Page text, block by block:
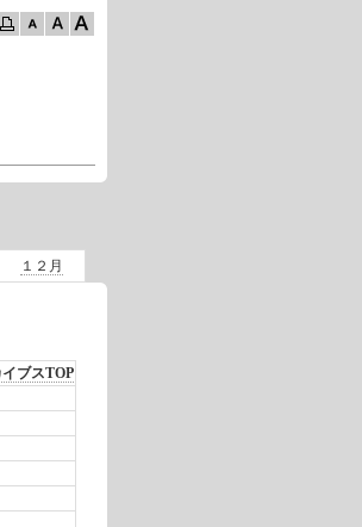
１２月
ブスTOP